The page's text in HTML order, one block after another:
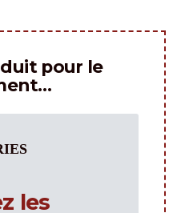
pour le
les